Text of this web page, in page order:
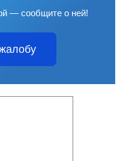
— сообщите о ней!